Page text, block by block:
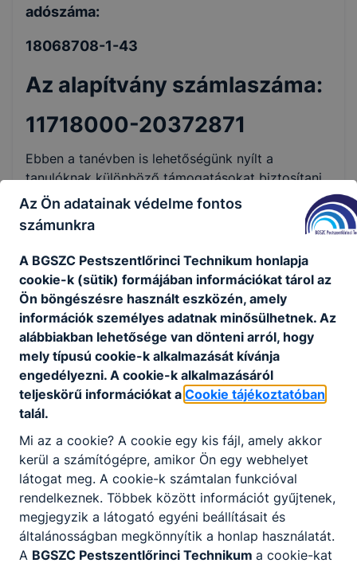
adószáma:
18068708-1-43
Az alapítvány számlaszáma:
11718000-20372871
Ebben a tanévben is lehetőségünk nyílt a
tanulóknak különböző támogatásokat biztosítani
az eddig befolyt 1% - ból. Nyelvtanulás és külföldi
cserekapcsolatok, tehetséggondozás és
versenyek támogatása, kulturális és szabadidős
programok, IKT eszközök és internet hálózat
fejlesztése, hátrányos helyzetű diákok
támogatása és még számos egyéb közhasznú
tevékenység. Az Önök adófelajánlásai lehetővé
teszik, hogy közösen teremtsünk egy inspiráló és
fejlődést segítő környezetet diákjaink számára. Az
idei tanévben az alapítvány tudta finanszírozni az
iskola közösségi területein elhelyezett kanapék
beszerzését. Igyekeztünk kényelmes és tartós
hozzájárulásának és az 1%-nak köszönhetően a
tantermeket és az iskola környezetét is
igyekeztünk komfortosabbá tenni. Minden
tanteremben lecseréltük a függönyöket,
sötétítőket és a karnisokat, így egységes képet
mutat az iskola. A „MILLIÓ LÉPÉS AZ
Az Ön adatainak védelme fontos
számunkra
A BGSZC Pestszentlőrinci Technikum honlapja
cookie-k (sütik) formájában információkat tárol az
Ön böngészésre használt eszközén, amely
információk személyes adatnak minősülhetnek. Az
alábbiakban lehetősége van dönteni arról, hogy
mely típusú cookie-k alkalmazását kívánja
engedélyezni. A cookie-k alkalmazásáról
teljeskörű információkat a Cookie tájékoztatóban
talál.
Mi az a cookie? A cookie egy kis fájl, amely akkor
kerül a számítógépre, amikor Ön egy webhelyet
látogat meg. A cookie-k számtalan funkcióval
rendelkeznek. Többek között információt gyűjtenek,
megjegyzik a látogató egyéni beállításait és
általánosságban megkönnyítik a honlap használatát.
A BGSZC Pestszentlőrinci Technikum a cookie-kat